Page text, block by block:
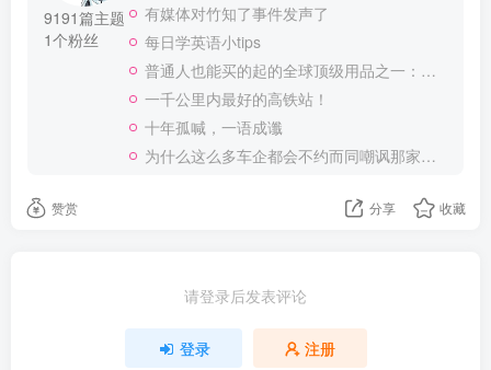
9191篇主题
1个粉丝
有媒体对竹知了事件发声了
每日学英语小tips
普通人也能买的起的全球顶级用品之一：WD-40润滑除锈剂！
一千公里内最好的高铁站！
十年孤喊，一语成谶
为什么这么多车企都会不约而同嘲讽那家说不得的车企？
赞赏 分享 收藏
请登录后发表评论
登录 注册